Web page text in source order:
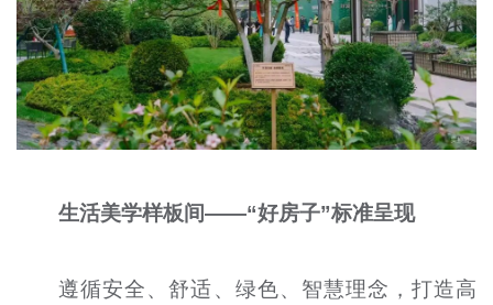
生活美学样板间——“好房子”标准呈现
遵循安全、舒适、绿色、智慧理念，打造高